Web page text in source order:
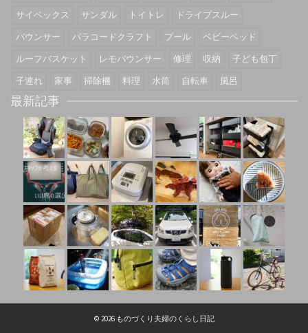
サイベックス
サンダル トイトレ
ドライブスルー
バウンサー
パラコードクラフト プール
ベビーベッド
ルーフバスケット
レモバウンサー 修理 収納
子ども包丁
子連れ
家事 掃除機 料理 水筒 自転車 風呂
最新記事
© 2026 ものづくり夫婦のくらし日記